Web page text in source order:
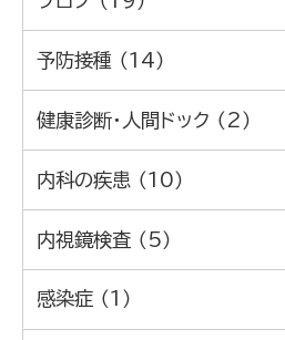
予防接種 （14）
健康診断・人間ドック （2）
内科の疾患 （10）
内視鏡検査 （5）
感染症 （1）